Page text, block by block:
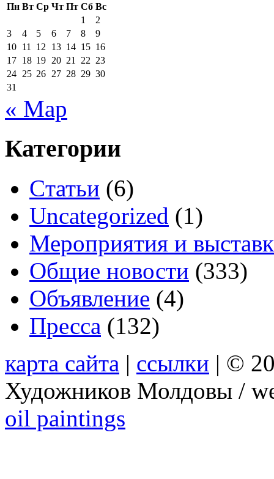
Пн Вт Ср Чт Пт Сб Вс
1
2
3
4 5 6 7 8
9
10 11 12 13 14 15 16
17 18 19 20 21 22 23
24 25 26 27 28 29 30
31
« Мар
Категории
Cтатьи (6)
Uncategorized (1)
Мероприятия и
Общие новости (333)
Объявление (4)
Пресса (132)
карта сайта | ссылки | ©
Художников Молдовы /
oil paintings